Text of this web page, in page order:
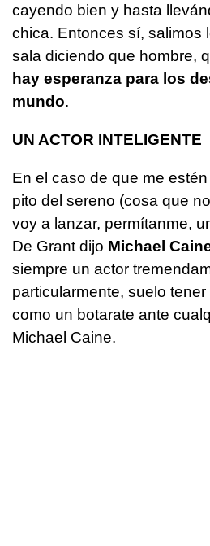
cayendo bien y hasta
chica. Entonces sí, salimos
sala diciendo que hombre,
hay esperanza para los
mundo.
UN ACTOR INTELIGENTE
En el caso de que me
pito del sereno (cosa que
voy a lanzar, permítanme,
De Grant dijo Michael
siempre un actor
particularmente, suelo
como un botarate ante
Michael Caine.